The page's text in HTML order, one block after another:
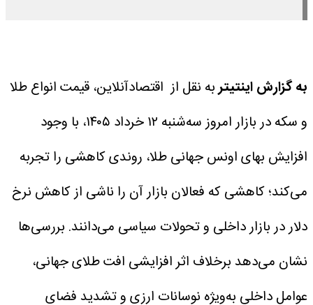
به گزارش اینتیتربه نقل از اقتصادآنلاین، قیمت انواع طلا
و سکه در بازار امروز سه‌شنبه ۱۲ خرداد ۱۴۰۵، با وجود
افزایش بهای اونس جهانی طلا، روندی کاهشی را تجربه
می‌کند؛ کاهشی که فعالان بازار آن را ناشی از کاهش نرخ
دلار در بازار داخلی و تحولات سیاسی می‌دانند. بررسی‌ها
نشان می‌دهد برخلاف اثر افزایشی افت طلای جهانی،
عوامل داخلی به‌ویژه نوسانات ارزی و تشدید فضای